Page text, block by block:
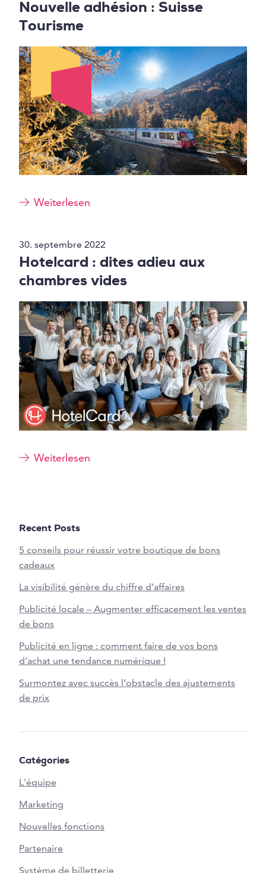
Recent Posts
5 conseils pour réussir votre boutique de bons
cadeaux
La visibilité génère du chiffre d’affaires
Publicité locale – Augmenter efficacement les ventes
de bons
Publicité en ligne : comment faire de vos bons
d’achat une tendance numérique !
Surmontez avec succès l’obstacle des ajustements
de prix
Catégories
L'équipe
Marketing
Nouvelles fonctions
Partenaire
Système de billetterie
Nouvelle adhésion : Suisse
Tourisme
Weiterlesen
30. septembre 2022
Hotelcard : dites adieu aux
chambres vides
Weiterlesen